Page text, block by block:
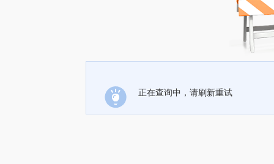
正在查询中，请刷新重试